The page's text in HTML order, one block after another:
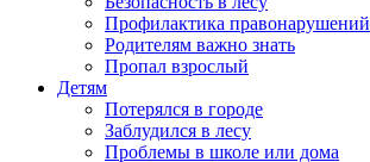
Профилактика правонарушений
Родителям важно знать
Пропал взрослый
Детям
Потерялся в городе
Заблудился в лесу
Проблемы в школе или дома